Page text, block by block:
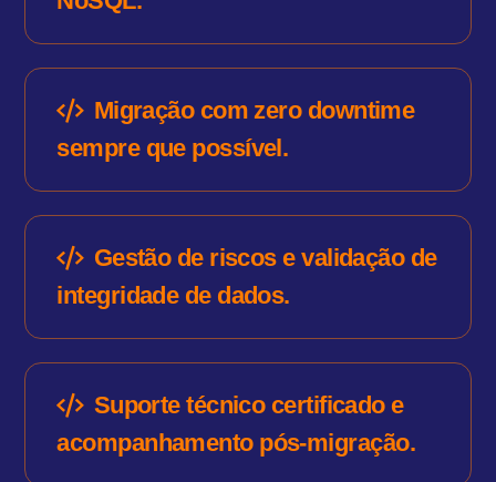
Migração com zero downtime
sempre que possível.
Gestão de riscos e validação de
integridade de dados.
Suporte técnico certificado e
acompanhamento pós-migração.